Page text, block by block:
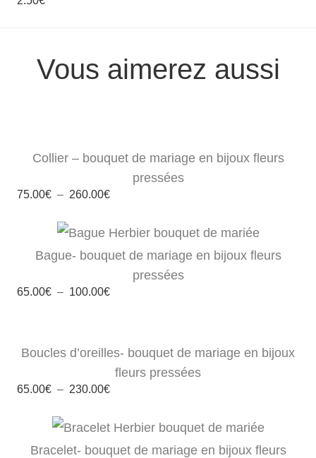
Vous aimerez aussi
Collier – bouquet de mariage en bijoux fleurs
pressées
75.00€ – 260.00€Plage
75.00€
à
260.00€
Bague- bouquet de mariage en bijoux fleurs
pressées
65.00€ – 100.00€Plage
100.00€
Boucles d’oreilles- bouquet de mariage en bijoux
fleurs pressées
65.00€ – 230.00€Plage
65.00€
à
230.00€
Bracelet- bouquet de mariage en bijoux fleurs